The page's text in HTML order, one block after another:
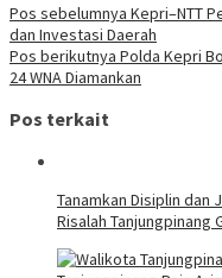
Pos sebelumnya Kepri–NTT
dan Investasi Daerah
Pos berikutnya Polda Kepri
24 WNA Diamankan
Pos terkait
Tanamkan Disiplin dan
Risalah Tanjungpinang